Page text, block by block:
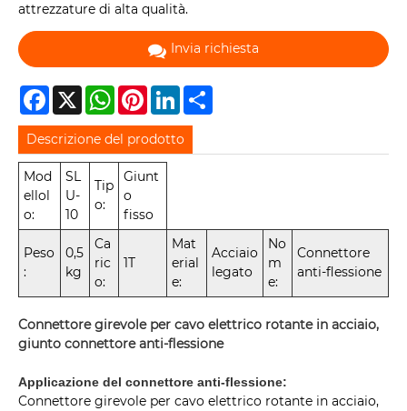
attrezzature di alta qualità.
Invia richiesta
Facebook
X WhatsAppPinterestLinkedIn
Descrizione del prodotto
Mod
ellol
o:
SL
U-
10
Tip
o:
Giunt
o
fisso
Peso
:
0,5
kg
Ca
ric
o:
1T
Mat
erial
e:
Acciaio
legato
No
m
e:
Connettore
anti-flessione
Connettore girevole per cavo elettrico rotante in acciaio,
giunto connettore anti-flessione
Applicazione del connettore anti-flessione:
Connettore girevole per cavo elettrico rotante in acciaio,